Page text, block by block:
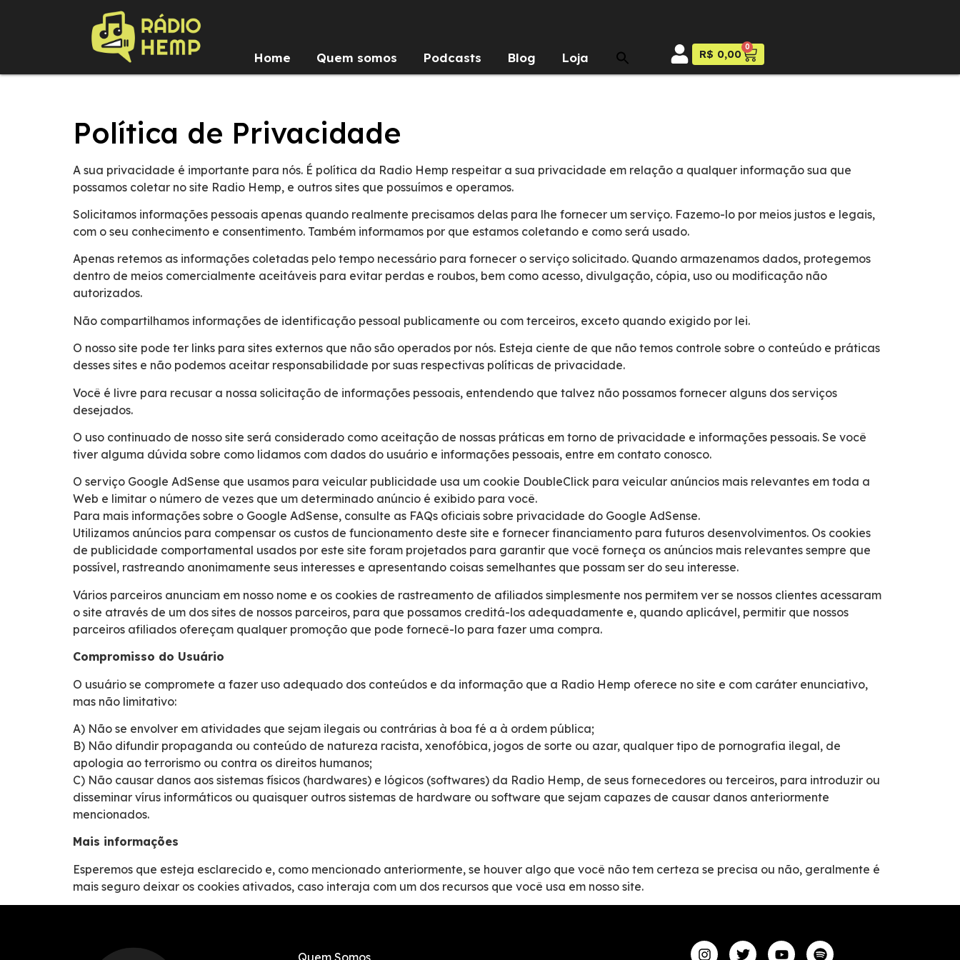
Home Quem somos Podcasts Blog Loja R$ 0,00
0
Política de Privacidade
A sua privacidade é importante para nós. É política da Radio Hemp respeitar a sua privacidade em relação a qualquer informação sua que
possamos coletar no site Radio Hemp, e outros sites que possuímos e operamos.
Solicitamos informações pessoais apenas quando realmente precisamos delas para lhe fornecer um serviço. Fazemo-lo por meios justos e legais,
com o seu conhecimento e consentimento. Também informamos por que estamos coletando e como será usado.
Apenas retemos as informações coletadas pelo tempo necessário para fornecer o serviço solicitado. Quando armazenamos dados, protegemos
dentro de meios comercialmente aceitáveis para evitar perdas e roubos, bem como acesso, divulgação, cópia, uso ou modificação não
autorizados.
Não compartilhamos informações de identificação pessoal publicamente ou com terceiros, exceto quando exigido por lei.
O nosso site pode ter links para sites externos que não são operados por nós. Esteja ciente de que não temos controle sobre o conteúdo e práticas
desses sites e não podemos aceitar responsabilidade por suas respectivas políticas de privacidade.
Você é livre para recusar a nossa solicitação de informações pessoais, entendendo que talvez não possamos fornecer alguns dos serviços
desejados.
O uso continuado de nosso site será considerado como aceitação de nossas práticas em torno de privacidade e informações pessoais. Se você
tiver alguma dúvida sobre como lidamos com dados do usuário e informações pessoais, entre em contato conosco.
O serviço Google AdSense que usamos para veicular publicidade usa um cookie DoubleClick para veicular anúncios mais relevantes em toda a
Web e limitar o número de vezes que um determinado anúncio é exibido para você.
Para mais informações sobre o Google AdSense, consulte as FAQs oficiais sobre privacidade do Google AdSense.
Utilizamos anúncios para compensar os custos de funcionamento deste site e fornecer financiamento para futuros desenvolvimentos. Os cookies
de publicidade comportamental usados por este site foram projetados para garantir que você forneça os anúncios mais relevantes sempre que
possível, rastreando anonimamente seus interesses e apresentando coisas semelhantes que possam ser do seu interesse.
Vários parceiros anunciam em nosso nome e os cookies de rastreamento de afiliados simplesmente nos permitem ver se nossos clientes acessaram
o site através de um dos sites de nossos parceiros, para que possamos creditá-los adequadamente e, quando aplicável, permitir que nossos
parceiros afiliados ofereçam qualquer promoção que pode fornecê-lo para fazer uma compra.
Compromisso do Usuário
O usuário se compromete a fazer uso adequado dos conteúdos e da informação que a Radio Hemp oferece no site e com caráter enunciativo,
mas não limitativo:
A) Não se envolver em atividades que sejam ilegais ou contrárias à boa fé a à ordem pública;
B) Não difundir propaganda ou conteúdo de natureza racista, xenofóbica, jogos de sorte ou azar, qualquer tipo de pornografia ilegal, de
apologia ao terrorismo ou contra os direitos humanos;
C) Não causar danos aos sistemas físicos (hardwares) e lógicos (softwares) da Radio Hemp, de seus fornecedores ou terceiros, para introduzir ou
disseminar vírus informáticos ou quaisquer outros sistemas de hardware ou software que sejam capazes de causar danos anteriormente
mencionados.
Mais informações
Esperemos que esteja esclarecido e, como mencionado anteriormente, se houver algo que você não tem certeza se precisa ou não, geralmente é
mais seguro deixar os cookies ativados, caso interaja com um dos recursos que você usa em nosso site.